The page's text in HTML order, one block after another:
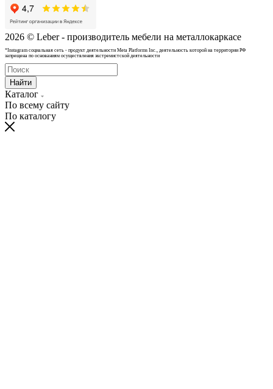
2026 © Leber - производитель мебели на металлокаркасе
*Instagram cоциальная сеть - продукт деятельности Meta Platforms Inc., деятельность которой на территории РФ
запрещена по основаниям осуществления экстремистской деятельности
Найти
Каталог
По всему сайту
По каталогу